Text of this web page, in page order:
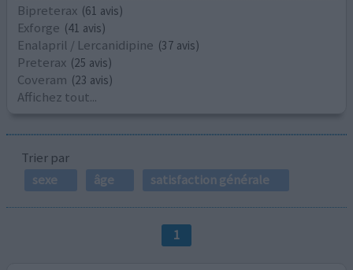
Bipreterax (61 avis)
Exforge (41 avis)
Enalapril / Lercanidipine (37 avis)
Preterax (25 avis)
Coveram (23 avis)
Affichez tout...
Trier par
sexe
âge satisfaction générale
1